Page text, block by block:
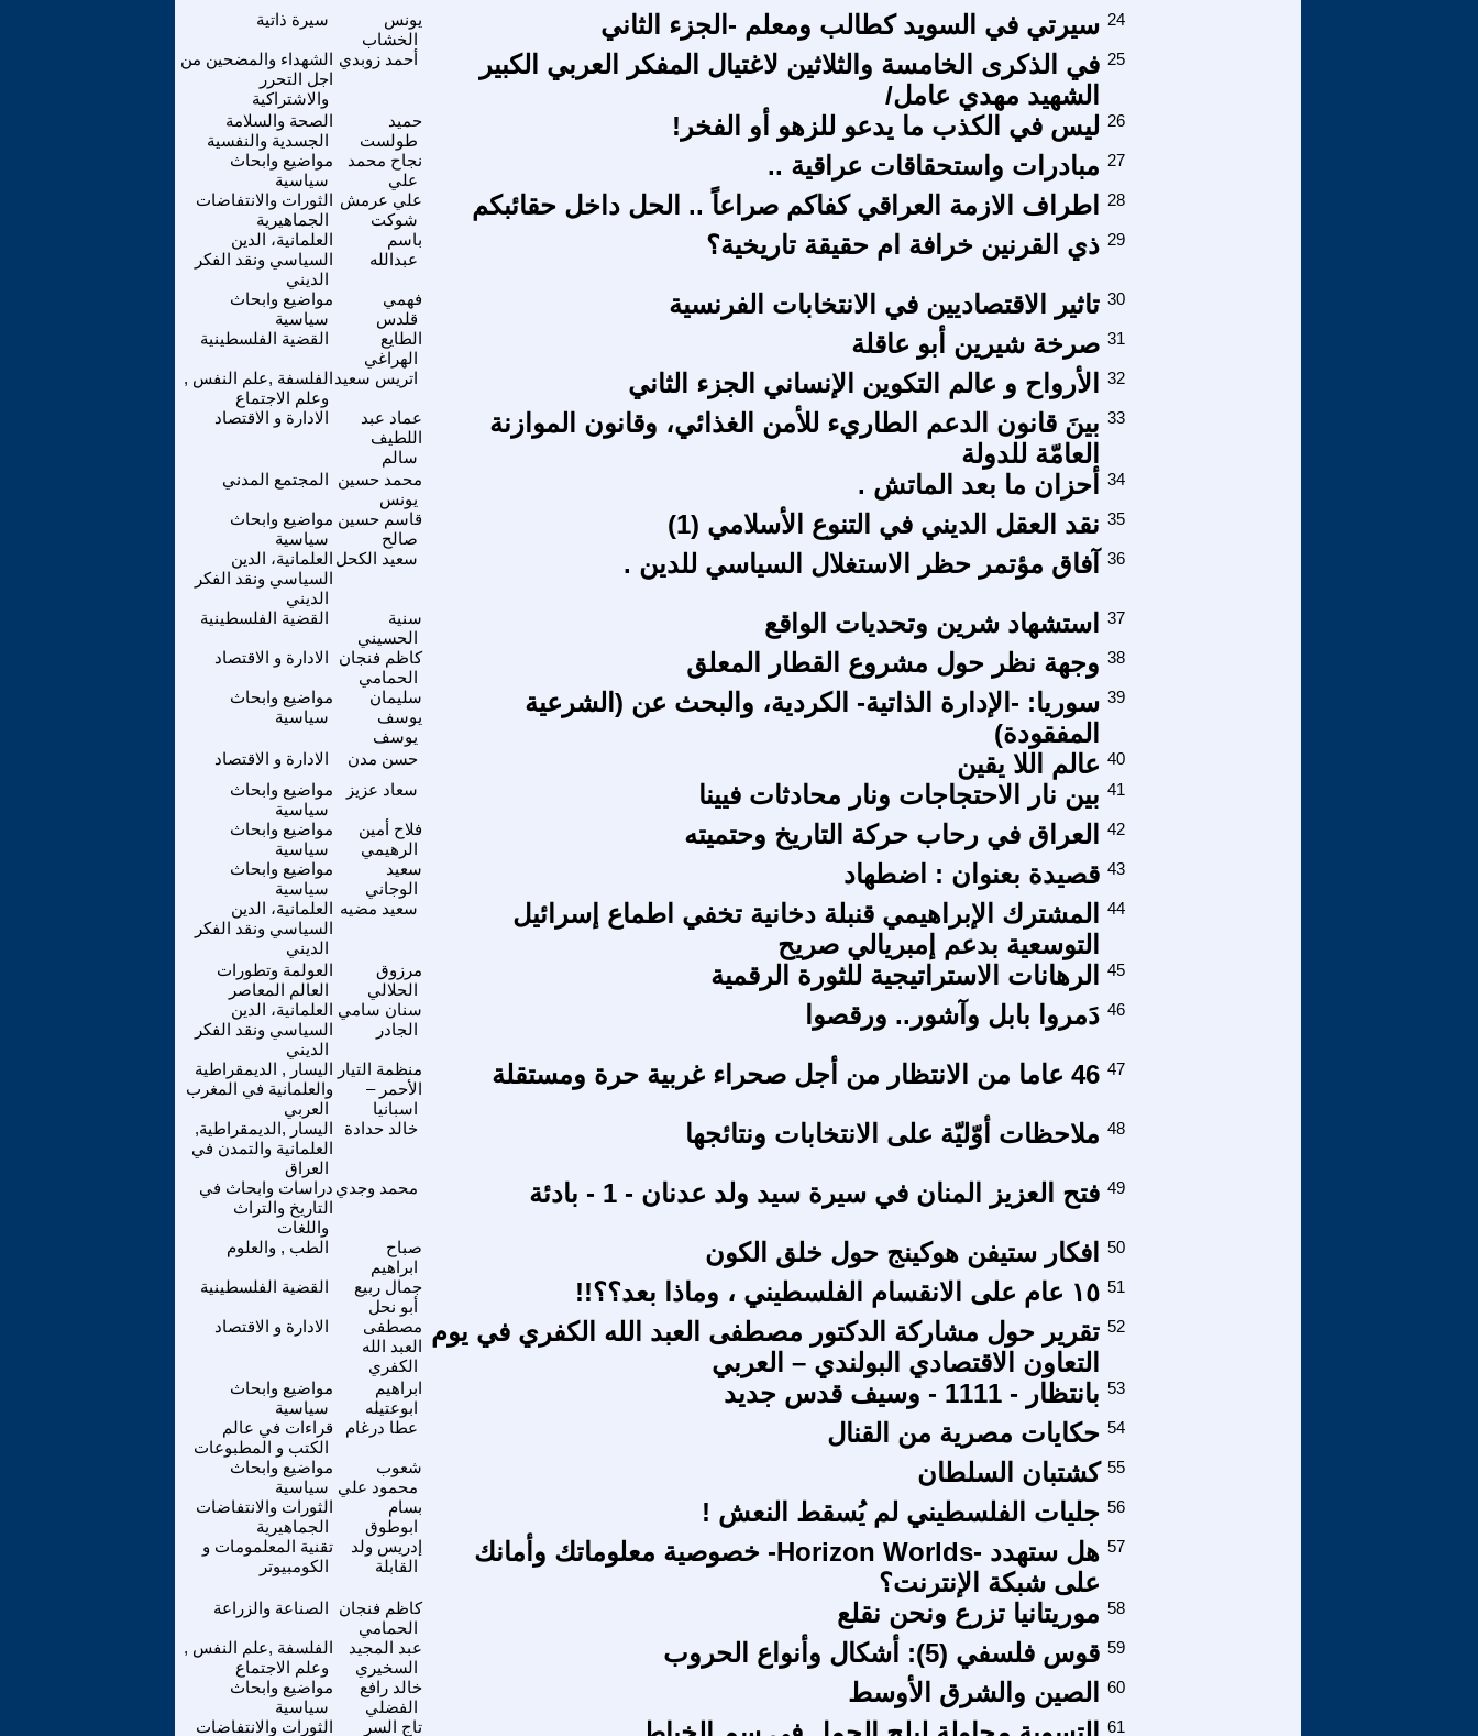
سيرة ذاتية
يونس
الخشاب
سيرتي في السويد كطالب ومعلم -الجزء الثاني 24
الشهداء والمضحين من
اجل التحرر
والاشتراكية
أحمد زوبدي
في الذكرى الخامسة والثلاثين لاغتيال المفكر العربي الكبير
الشهيد مهدي عامل/
25
الصحة والسلامة
الجسدية والنفسية
حميد
طولست
ليس في الكذب ما يدعو للزهو أو الفخر! 26
مواضيع وابحاث
سياسية
نجاح محمد
علي
مبادرات واستحقاقات عراقية .. 27
الثورات والانتفاضات
الجماهيرية
علي عرمش
شوكت
اطراف الازمة العراقي كفاكم صراعاً .. الحل داخل حقائبكم 28
العلمانية، الدين
السياسي ونقد الفكر
الديني
باسم
عبدالله
ذي القرنين خرافة ام حقيقة تاريخية؟ 29
مواضيع وابحاث
سياسية
فهمي
قلدس
تاثير الاقتصاديين في الانتخابات الفرنسية 30
القضية الفلسطينية
الطايع
الهراغي
صرخة شيرين أبو عاقلة 31
الفلسفة ,علم النفس ,
وعلم الاجتماع
اتريس سعيد الأرواح و عالم التكوين الإنساني الجزء الثاني 32
الادارة و الاقتصاد
عماد عبد
اللطيف
سالم
بينَ قانون الدعم الطاريء للأمن الغذائي، وقانون الموازنة
العامّة للدولة
33
المجتمع المدني محمد حسين
يونس
أحزان ما بعد الماتش . 34
مواضيع وابحاث
سياسية
قاسم حسين
صالح
نقد العقل الديني في التنوع الأسلامي (1) 35
العلمانية، الدين
السياسي ونقد الفكر
الديني
سعيد الكحل آفاق مؤتمر حظر الاستغلال السياسي للدين . 36
القضية الفلسطينية
سنية
الحسيني
استشهاد شرين وتحديات الواقع 37
الادارة و الاقتصاد
كاظم فنجان
الحمامي
وجهة نظر حول مشروع القطار المعلق 38
مواضيع وابحاث
سياسية
سليمان
يوسف
يوسف
سوريا: -الإدارة الذاتية- الكردية، والبحث عن (الشرعية
المفقودة)
39
الادارة و الاقتصاد حسن مدن عالم اللا يقين 40
مواضيع وابحاث
سياسية
سعاد عزيز بين نار الاحتجاجات ونار محادثات فيينا 41
مواضيع وابحاث
سياسية
فلاح أمين
الرهيمي
العراق في رحاب حركة التاريخ وحتميته 42
مواضيع وابحاث
سياسية
سعيد
الوجاني
قصيدة بعنوان : اضطهاد 43
العلمانية، الدين
السياسي ونقد الفكر
الديني
سعيد مضيه
المشترك الإبراهيمي قنبلة دخانية تخفي اطماع إسرائيل
التوسعية بدعم إمبريالي صريح
44
العولمة وتطورات
العالم المعاصر
مرزوق
الحلالي
الرهانات الاستراتيجية للثورة الرقمية 45
العلمانية، الدين
السياسي ونقد الفكر
الديني
سنان سامي
الجادر
دَمروا بابل وآشور.. ورقصوا 46
اليسار , الديمقراطية
والعلمانية في المغرب
العربي
منظمة التيار
الأحمر –
اسبانيا
46 عاما من الانتظار من أجل صحراء غربية حرة ومستقلة 47
اليسار ,الديمقراطية,
العلمانية والتمدن في
العراق
خالد حدادة ملاحظات أوّليّة على الانتخابات ونتائجها 48
دراسات وابحاث في
التاريخ والتراث
واللغات
محمد وجدي فتح العزيز المنان في سيرة سيد ولد عدنان - 1 - بادئة 49
الطب , والعلوم
صباح
ابراهيم
افكار ستيفن هوكينج حول خلق الكون 50
القضية الفلسطينية
جمال ربيع
أبو نحل
١٥ عام على الانقسام الفلسطيني ، وماذا بعد؟؟!! 51
الادارة و الاقتصاد
مصطفى
العبد الله
الكفري
تقرير حول مشاركة الدكتور مصطفى العبد الله الكفري في يوم
التعاون الاقتصادي البولندي – العربي
52
مواضيع وابحاث
سياسية
ابراهيم
ابوعتيله
بانتظار - 1111 - وسيف قدس جديد 53
قراءات في عالم
الكتب و المطبوعات
عطا درغام حكايات مصرية من القنال 54
مواضيع وابحاث
سياسية
شعوب
محمود علي
كشتبان السلطان 55
الثورات والانتفاضات
الجماهيرية
بسام
ابوطوق
جليات الفلسطيني لم يُسقط النعش ! 56
تقنية المعلمومات و
الكومبيوتر
إدريس ولد
القابلة
هل ستهدد -Horizon Worlds- خصوصية معلوماتك وأمانك
على شبكة الإنترنت؟
57
الصناعة والزراعة
كاظم فنجان
الحمامي
موريتانيا تزرع ونحن نقلع 58
الفلسفة ,علم النفس ,
وعلم الاجتماع
عبد المجيد
السخيري
قوس فلسفي (5): أشكال وأنواع الحروب 59
مواضيع وابحاث
سياسية
خالد رافع
الفضلي
الصين والشرق الأوسط 60
الثورات والانتفاضات تاج السر 61